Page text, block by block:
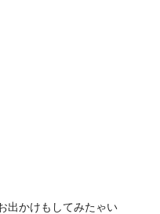
出かけもしてみたゃい